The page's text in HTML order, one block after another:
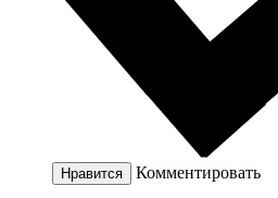
Нравится Комментировать